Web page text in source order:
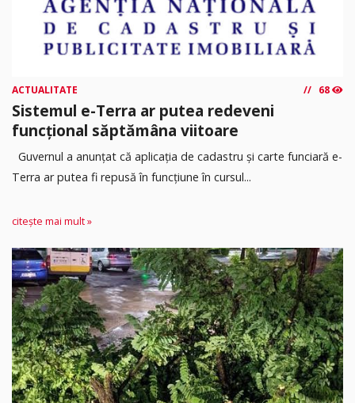
ACTUALITATE 68
Sistemul e-Terra ar putea redeveni
funcțional săptămâna viitoare
Guvernul a anunțat că aplicația de cadastru și carte funciară e-
Terra ar putea fi repusă în funcțiune în cursul...
citește mai mult »